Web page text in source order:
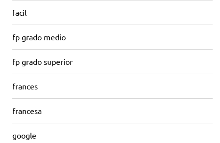
facil
fp grado medio
fp grado superior
frances
francesa
google